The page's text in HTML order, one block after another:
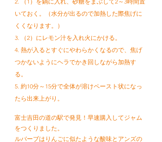
いておく。（水分が出るので加熱した際焦げに
くくなります。）
3. （2）にレモン汁を入れ火にかける。
4. 熱が入るとすぐにやわらかくなるので、焦げ
つかないようにヘラでかき回しながら加熱す
る。
5. 約10分～15分で全体が溶けペースト状になっ
たら出来上がり。
富士吉田の道の駅で発見！早速購入してジャム
をつくりました。
ルバーブはりんごに似たような酸味とアンズの